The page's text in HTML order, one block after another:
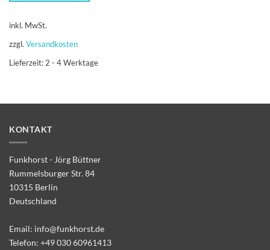
inkl. MwSt.
zzgl. Versandkosten
Lieferzeit: 2 - 4 Werktage
KONTAKT
Funkhorst - Jörg Büttner
Rummelsburger Str. 84
10315 Berlin
Deutschland
Email: info@funkhorst.de
Telefon: +49 030 60961413